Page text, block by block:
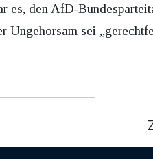
es, den AfD-
sei